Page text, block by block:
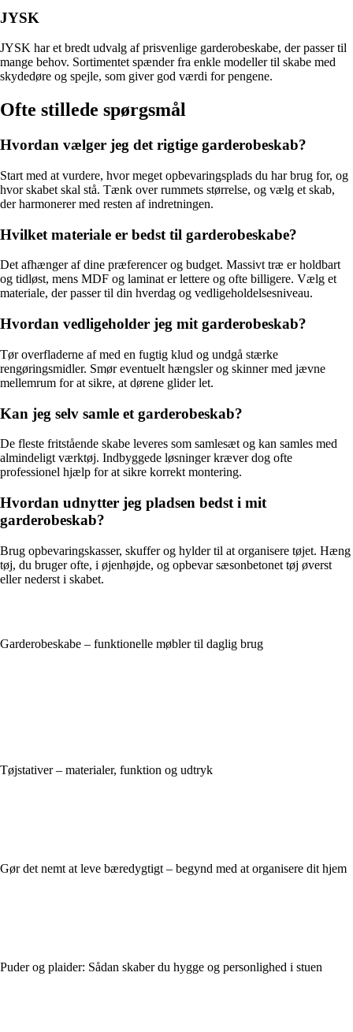
JYSK
JYSK har et bredt udvalg af prisvenlige garderobeskabe, der passer til
mange behov. Sortimentet spænder fra enkle modeller til skabe med
skydedøre og spejle, som giver god værdi for pengene.
Ofte stillede spørgsmål
Hvordan vælger jeg det rigtige garderobeskab?
Start med at vurdere, hvor meget opbevaringsplads du har brug for, og
hvor skabet skal stå. Tænk over rummets størrelse, og vælg et skab,
der harmonerer med resten af indretningen.
Hvilket materiale er bedst til garderobeskabe?
Det afhænger af dine præferencer og budget. Massivt træ er holdbart
og tidløst, mens MDF og laminat er lettere og ofte billigere. Vælg et
materiale, der passer til din hverdag og vedligeholdelsesniveau.
Hvordan vedligeholder jeg mit garderobeskab?
Tør overfladerne af med en fugtig klud og undgå stærke
rengøringsmidler. Smør eventuelt hængsler og skinner med jævne
mellemrum for at sikre, at dørene glider let.
Kan jeg selv samle et garderobeskab?
De fleste fritstående skabe leveres som samlesæt og kan samles med
almindeligt værktøj. Indbyggede løsninger kræver dog ofte
professionel hjælp for at sikre korrekt montering.
Hvordan udnytter jeg pladsen bedst i mit
garderobeskab?
Brug opbevaringskasser, skuffer og hylder til at organisere tøjet. Hæng
tøj, du bruger ofte, i øjenhøjde, og opbevar sæsonbetonet tøj øverst
eller nederst i skabet.
Garderobeskabe – funktionelle møbler til daglig brug
Tøjstativer – materialer, funktion og udtryk
Gør det nemt at leve bæredygtigt – begynd med at organisere dit hjem
Puder og plaider: Sådan skaber du hygge og personlighed i stuen